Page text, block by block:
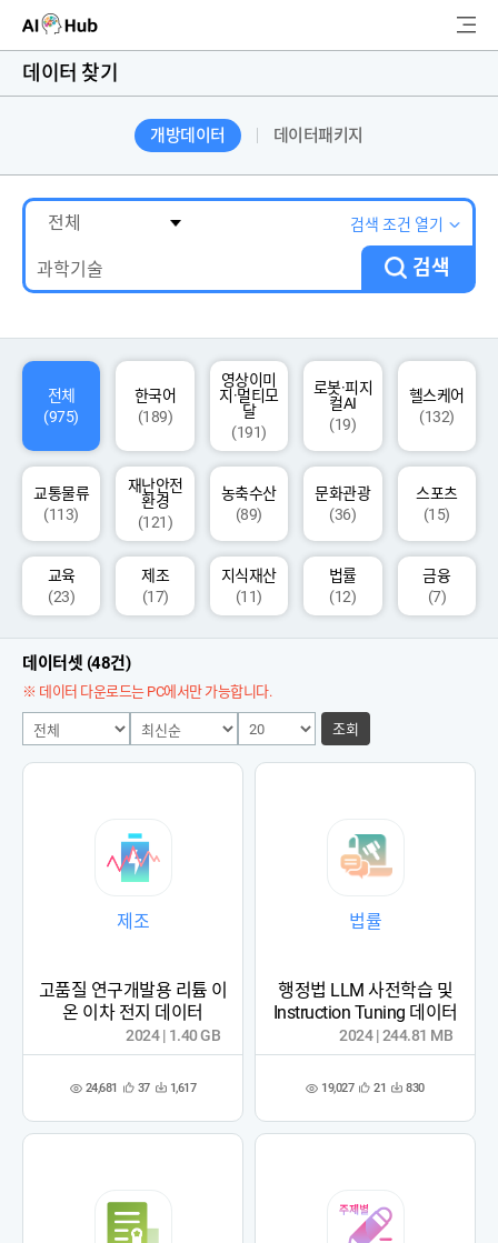
AI-Hub
AI 데이터찾기
AI 허브소개
AI 개발지원
고객지원
색
데이터 찾기
개방데이터 데이터패키지
검색 조건 열기
검색
전체
(975)
한국어
(189)
영상이미
지·멀티모
달
(191)
로봇·피지
컬AI
(19)
헬스케어
(132)
교통물류
(113)
재난안전
환경
(121)
농축수산
(89)
문화관광
(36)
스포츠
(15)
교육
(23)
제조
(17)
지식재산
(11)
법률
(12)
금융
(7)
데이터셋 (48건)
※ 데이터 다운로드는 PC에서만 가능합니다.
조회
제조
고품질 연구개발용 리튬 이
온 이차 전지 데이터
조 24,681 관
록
37 다 1,617
2024 | 1.40 GB
법률
행정법 LLM 사전학습 및
Instruction Tuning 데이터
조 19,027 관
록
21 다 830
2024 | 244.81 MB